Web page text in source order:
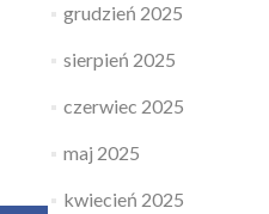
grudzień 2025
sierpień 2025
czerwiec 2025
maj 2025
kwiecień 2025